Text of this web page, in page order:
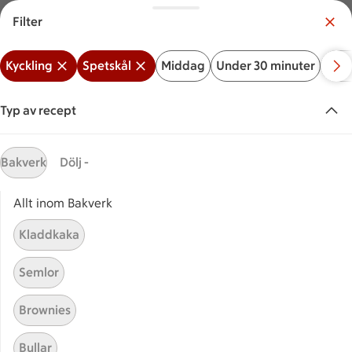
Meny Logga in
Vilken är din butik? Välj butik
Start
Kyckling spetskål
Sök ingrediens eller recept
Inga förslag
Kyckling
ReceptVisar 10 stycken
(10)
Kyckling med krämig
Filter
Kyckling Spetskål Middag Under 30 minuter
Typ av recept
Bakverk Dölj -
Allt inom Bakverk
Kladdkaka
Semlor
Brownies
Bullar